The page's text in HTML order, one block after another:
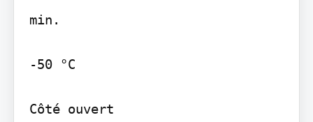
min.
-50 °C
Côté ouvert